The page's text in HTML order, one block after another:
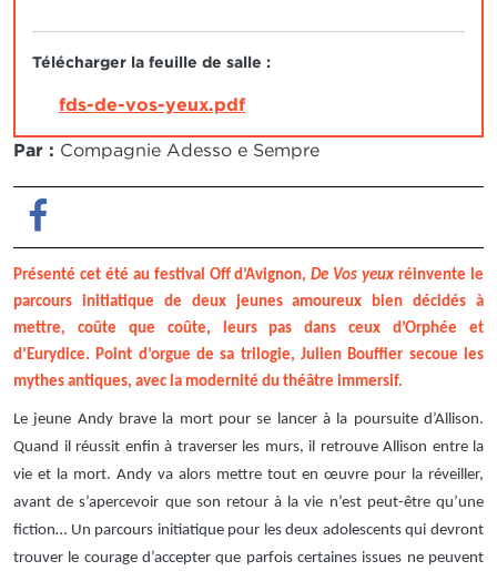
Télécharger la feuille de salle :
DOCUMENT
fds-de-vos-yeux.pdf
Par : Compagnie Adesso e Sempre
Présenté cet été au festival Off d’Avignon,De Vos yeux réinvente le
parcours initiatique de deux jeunes amoureux bien décidés à
mettre, coûte que coûte, leurs pas dans ceux d’Orphée et
d’Eurydice. Point d’orgue de sa trilogie, Julien Bouffier secoue les
mythes antiques, avec la modernité du théâtre immersif.
Le jeune Andy brave la mort pour se lancer à la poursuite d’Allison.
Quand il réussit enfin à traverser les murs, il retrouve Allison entre la
vie et la mort. Andy va alors mettre tout en œuvre pour la réveiller,
avant de s’apercevoir que son retour à la vie n’est peut-être qu’une
fiction… Un parcours initiatique pour les deux adolescents qui devront
trouver le courage d’accepter que parfois certaines issues ne peuvent